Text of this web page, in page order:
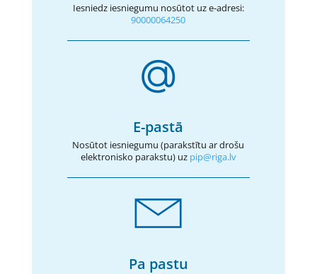
Iesniedz iesniegumu nosūtot uz e-adresi:
90000064250
E-pastā
Nosūtot iesniegumu (parakstītu ar drošu
elektronisko parakstu) uz pip@riga.lv
Pa pastu